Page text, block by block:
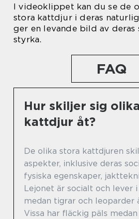
I videoklippet kan du se de
stora kattdjur i deras
ger en levande bild av deras
styrka.
FAQ
Hur skiljer sig
kattdjur åt?
De olika stora kattdjuren
aspekter, inklusive deras
fysiska egenskaper,
Lejonet är socialt och lever
medan tigrar och leoparder
Vissa har fläckig päls